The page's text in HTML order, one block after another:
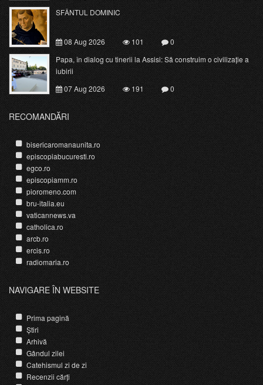
SFÂNTUL DOMINIC
08 Aug 2026 101
0
Papa, în dialog cu tinerii la Assisi: Să construim o civilizație a
iubirii
07 Aug 2026
191 0
RECOMANDĂRI
bisericaromanaunita.ro
episcopiabucuresti.ro
egco.ro
episcopiamm.ro
pioromeno.com
bru-italia.eu
vaticannews.va
catholica.ro
arcb.ro
ercis.ro
radiomaria.ro
NAVIGARE ÎN WEBSITE
Prima pagină
Știri
Arhivă
Gândul zilei
Catehismul zi de zi
Recenzii cărți